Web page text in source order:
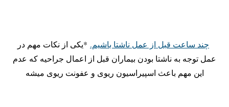
چند ساعت قبل از عمل ناشتا باشیم. *یکی از نکات مهم در
عمل توجه به ناشتا بودن بیماران قبل از اعمال جراحیه که عدم
این مهم باعث اسپیراسیون ریوی و عفونت ریوی میشه